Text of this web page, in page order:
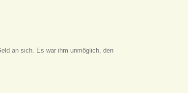
an sich. Es war ihm unmöglich, den